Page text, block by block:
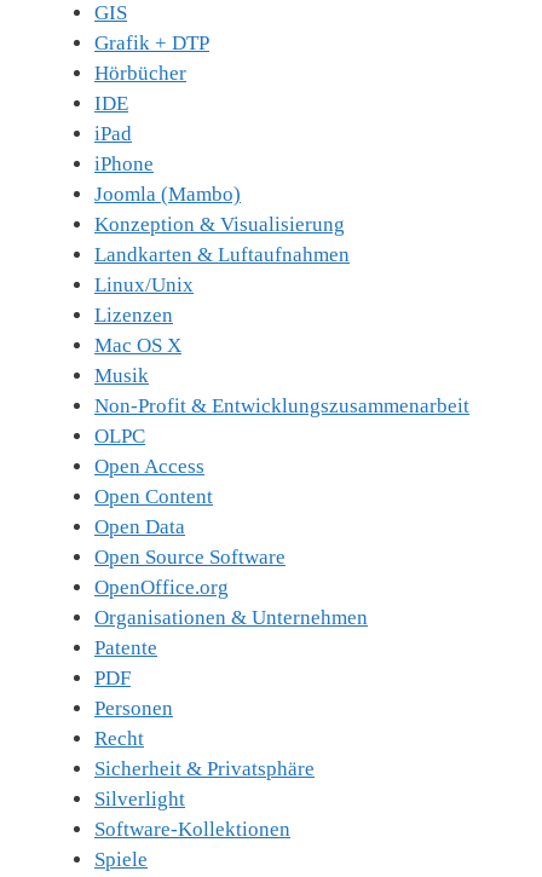
GIS
Grafik + DTP
Hörbücher
IDE
iPad
iPhone
Joomla (Mambo)
Konzeption & Visualisierung
Landkarten & Luftaufnahmen
Linux/Unix
Lizenzen
Mac OS X
Musik
Non-Profit & Entwicklungszusammenarbeit
OLPC
Open Access
Open Content
Open Data
Open Source Software
OpenOffice.org
Organisationen & Unternehmen
Patente
PDF
Personen
Recht
Sicherheit & Privatsphäre
Silverlight
Software-Kollektionen
Spiele